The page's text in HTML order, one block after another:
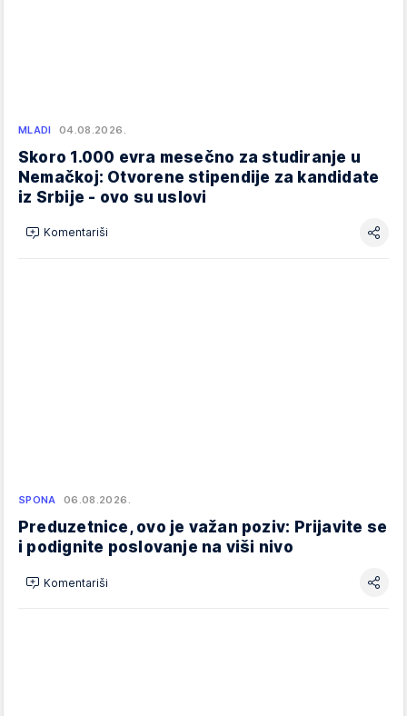
MLADI 04.08.2026.
Skoro 1.000 evra mesečno za studiranje u
Nemačkoj: Otvorene stipendije za kandidate
iz Srbije - ovo su uslovi
Komentariši
SPONA 06.08.2026.
Preduzetnice, ovo je važan poziv: Prijavite se
i podignite poslovanje na viši nivo
Komentariši